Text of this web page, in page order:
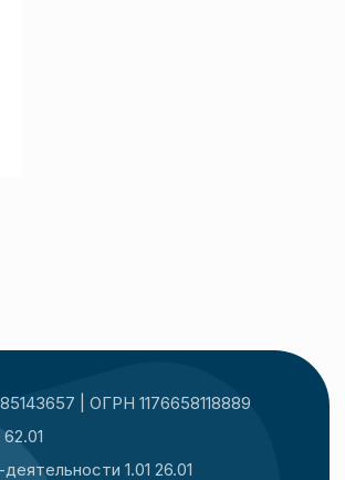
| ОГРН 1176658118889
1.01 26.01